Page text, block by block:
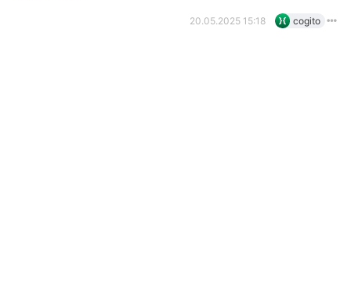
20.05.2025 15:18 cogito